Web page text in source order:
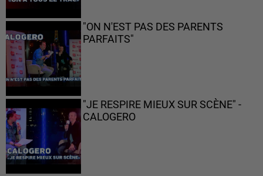
"ON N'EST PAS DES PARENTS
PARFAITS"
"JE RESPIRE MIEUX SUR SCÈNE" -
CALOGERO